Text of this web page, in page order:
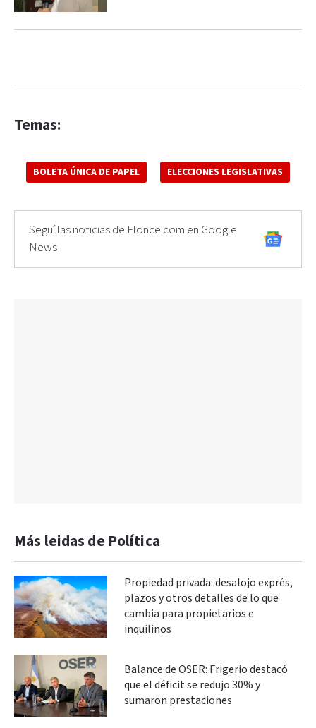
Temas:
BOLETA ÚNICA DE PAPEL ELECCIONES LEGISLATIVAS
Seguí las noticias de Elonce.com en Google
News
Más leidas de Política
Propiedad privada: desalojo exprés,
plazos y otros detalles de lo que
cambia para propietarios e
inquilinos
Balance de OSER: Frigerio destacó
que el déficit se redujo 30% y
sumaron prestaciones